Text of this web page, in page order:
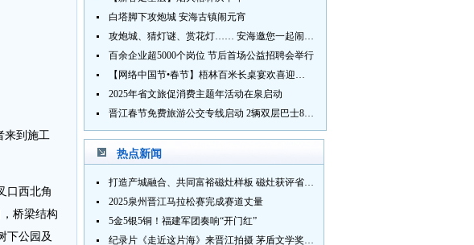
来到施工
口西北角
桥梁结构
下公园及
白塔脚下攻炮城 安海古镇闹元宵
攻炮城、猜灯谜、赏花灯…… 安海邀您一起闹元宵
百余企业超5000个岗位 节后首场公益招聘会举行
【网络中国节•春节】梧林百米长桌宴欢喜迎新春
2025年省文旅促消费主题年活动在泉启动
晋江春节免费旅游公交专线启动 2辆双层巴士8辆铛铛车带你游
热点新闻
打造产城融合、共同富裕磁灶样板 磁灶获评省级乡村振兴示范乡镇
2025泉州晋江马拉松赛完成赛道丈量
5金5银5铜！福建军团奏响“开门红”
纪录片《走近这片海》来晋江拍摄 茅盾文学奖得主麦家探寻晋江“海海”人生